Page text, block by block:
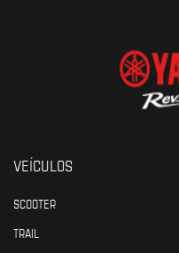
VEÍCULOS
SCOOTER
TRAIL